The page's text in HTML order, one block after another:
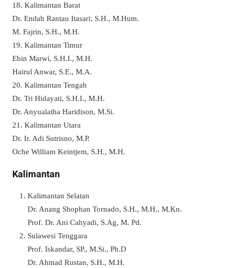
18. Kalimantan Barat
Dr. Endah Rantau Itasari, S.H., M.Hum.
M. Fajrin, S.H., M.H.
19. Kalimantan Timur
Ebin Marwi, S.H.I., M.H.
Hairul Anwar, S.E., M.A.
20. Kalimantan Tengah
Dr. Tri Hidayati, S.H.I., M.H.
Dr. Anyualatha Haridison, M.Si.
21. Kalimantan Utara
Dr. Ir. Adi Sutrisno, M.P.
Oche William Keintjem, S.H., M.H.
Kalimantan
Kalimantan Selatan
Dr. Anang Shophan Tornado, S.H., M.H., M.Kn.
Prof. Dr. Ani Cahyadi, S.Ag, M. Pd.
Sulawesi Tenggara
Prof. Iskandar, SP., M.Si., Ph.D
Dr. Ahmad Rustan, S.H., M.H.